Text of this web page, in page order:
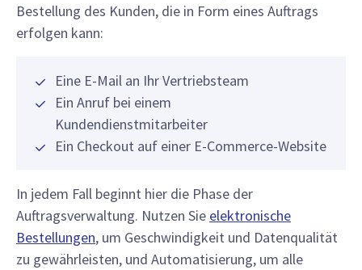
Bestellung des Kunden, die in Form eines Auftrags
erfolgen kann:
Eine E-Mail an Ihr Vertriebsteam
Ein Anruf bei einem
Kundendienstmitarbeiter
Ein Checkout auf einer E-Commerce-Website
In jedem Fall beginnt hier die Phase der
Auftragsverwaltung. Nutzen Sie elektronische
Bestellungen, um Geschwindigkeit und Datenqualität
zu gewährleisten, und Automatisierung, um alle